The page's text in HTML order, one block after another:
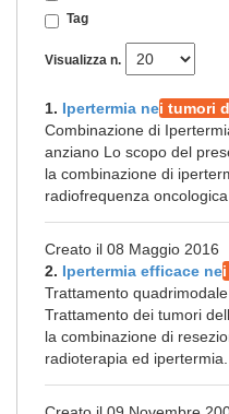
Tag
Visualizza n.
1. Ipertermia nei tumori
Combinazione di
anziano Lo scopo del
la combinazione di
radiofrequenza
Creato il 08 Maggio 2016
2. Ipertermia efficace ne
Trattamento
Trattamento dei tumori
la combinazione di
radioterapia ed ipertermia.